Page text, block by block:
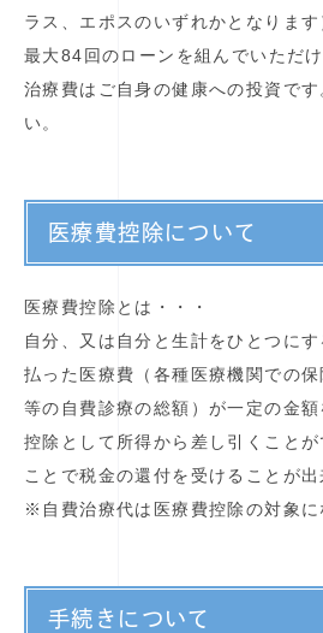
ラス、エポスのいずれかとなります
最大84回のローンを組んでいただけ
治療費はご自身の健康への投資で
い。
医療費控除について
医療費控除とは・・・
自分、又は自分と生計をひとつに
払った医療費（各種医療機関での
等の自費診療の総額）が一定の金
控除として所得から差し引くこと
ことで税金の還付を受けることが出
※自費治療代は医療費控除の対象に
手続きについて